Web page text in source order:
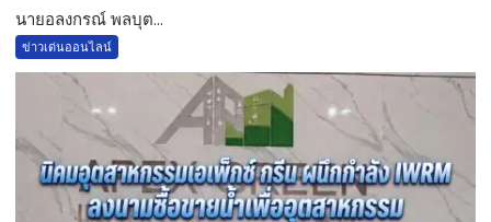
นายอลงกรณ์ พลบุต...
ข่าวเด่นออนไลน์